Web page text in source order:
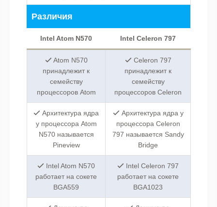
Различия
Intel Atom N570 Intel Celeron 797
Atom N570
принадлежит к
семейству
процессоров Atom
Celeron 797
принадлежит к
семейству
процессоров Celeron
Архитектура ядра
у процессора Atom
N570 называется
Pineview
Архитектура ядра у
процессора Celeron
797 называется Sandy
Bridge
Intel Atom N570
работает на сокете
BGA559
Intel Celeron 797
работает на сокете
BGA1023